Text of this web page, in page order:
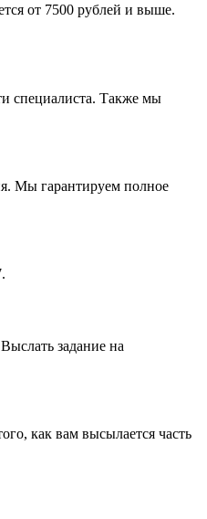
от 7500 рублей и выше.
специалиста. Также мы
Мы гарантируем полное
задание на
как вам высылается часть